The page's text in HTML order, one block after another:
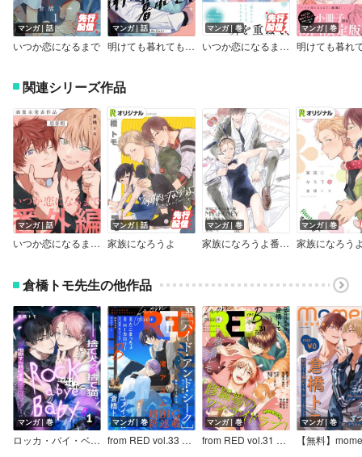
マンガ｜話
いつか恋になるまで
マンガ｜話
明けても暮れても －続 いつか恋になるまで－【小冊子】
マンガ｜巻
いつか恋になるまで【単行本版（電子限定描き下ろし付）】
マンガ｜巻
関連シリーズ作品
マンガ｜話
いつか恋になるまで番外編 － 思春期 － 【商業未発表作品】
マンガ｜話
家族になろうよ
マンガ｜巻
家族になろうよ番外編 MY HONEY BUNNY 【商業未発表作品】
マンガ｜巻
倉橋トモ先生の他作品
マンガ｜巻
ロッカ・バイ・ベイビー
マンガ｜巻
from RED vol.33 ver.B
マンガ｜巻
from RED vol.31 ver.B
マンガ｜巻